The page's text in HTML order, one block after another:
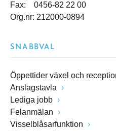
Fax: 0456-82 22 00
Org.nr: 212000-0894
SNABBVAL
Öppettider växel och
Anslagstavla
Lediga jobb
Felanmälan
Visselblåsarfunktion